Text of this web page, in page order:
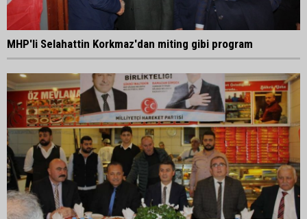
MHP'li Selahattin Korkmaz'dan miting gibi program